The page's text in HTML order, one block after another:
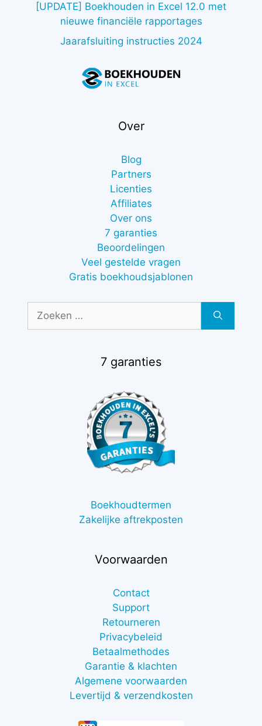
[UPDATE] Boekhouden in Excel 12.0 met
nieuwe financiële rapportages
Jaarafsluiting instructies 2024
Over
Blog
Partners
Licenties
Affiliates
Over ons
7 garanties
Beoordelingen
Veel gestelde vragen
Gratis boekhoudsjablonen
naar:
7 garanties
Boekhoudtermen
Zakelijke aftrekposten
Voorwaarden
Contact
Support
Retourneren
Privacybeleid
Betaalmethodes
Garantie & klachten
Algemene voorwaarden
Levertijd & verzendkosten